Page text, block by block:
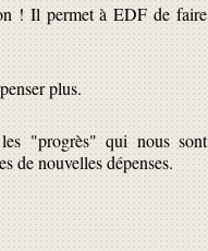
! Il permet à EDF de faire
plus.
"progrès" qui nous sont
de nouvelles dépenses.